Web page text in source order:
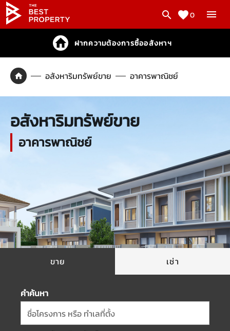
0
ฝากความต้องการซื้ออสังหาฯ
อสังหาริมทรัพย์ขาย อาคารพาณิชย์
อสังหาริมทรัพย์ขาย
อาคารพาณิชย์
ขาย เช่า
คำค้นหา
ชื่อโครงการ หรือ ทำเลที่ตั้ง